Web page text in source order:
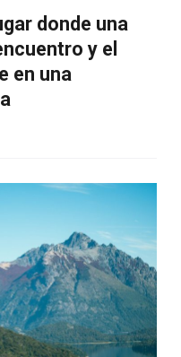
donde una
y el
en una